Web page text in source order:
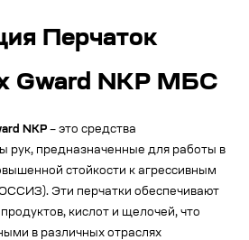
Перчаток
Gward NKP МБС
NKP – это средства
рук, предназначенные для работы в
стойкости к агрессивным
Эти перчатки обеспечивают
кислот и щелочей, что
в различных отраслях